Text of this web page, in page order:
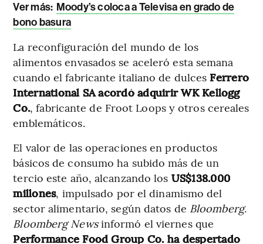
Ver más: Moody’s coloca a Televisa en grado de
bono basura
La reconfiguración del mundo de los
alimentos envasados se aceleró esta semana
cuando el fabricante italiano de dulces Ferrero
International SA acordó adquirir WK Kellogg
Co., fabricante de Froot Loops y otros cereales
emblemáticos.
El valor de las operaciones en productos
básicos de consumo ha subido más de un
tercio este año, alcanzando los US$138.000
millones, impulsado por el dinamismo del
sector alimentario, según datos de Bloomberg.
Bloomberg Newsinformó el viernes que
Performance Food Group Co. ha despertado